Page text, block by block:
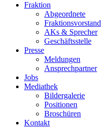
Fraktion
Abgeordnete
Fraktions­vorstand
AKs & Sprecher
Geschäftsstelle
Presse
Meldungen
Ansprechpartner
Jobs
Mediathek
Bildergalerie
Positionen
Broschüren
Kontakt